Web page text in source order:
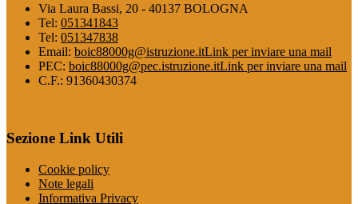
Via Laura Bassi, 20 - 40137 BOLOGNA
Tel: 051341843
Tel: 051347838
Email: boic88000g@istruzione.itLink per inviare una mail
PEC: boic88000g@pec.istruzione.itLink per inviare una mail
C.F.: 91360430374
Sezione Link Utili
Cookie policy
Note legali
Informativa Privacy